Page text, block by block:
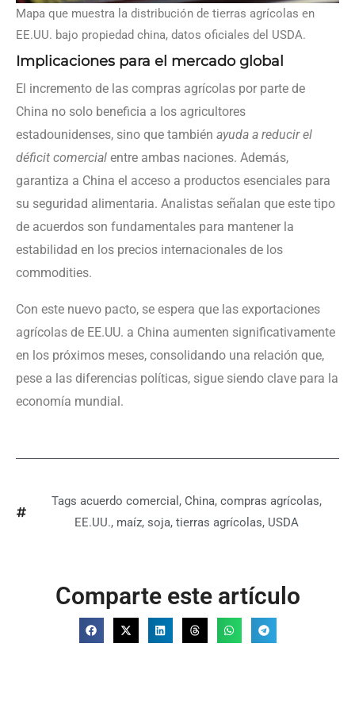
Mapa que muestra la distribución de tierras agrícolas en
EE.UU. bajo propiedad china, datos oficiales del USDA.
Implicaciones para el mercado global
El incremento de las compras agrícolas por parte de
China no solo beneficia a los agricultores
estadounidenses, sino que también ayuda a reducir el
déficit comercial entre ambas naciones. Además,
garantiza a China el acceso a productos esenciales para
su seguridad alimentaria. Analistas señalan que este tipo
de acuerdos son fundamentales para mantener la
estabilidad en los precios internacionales de los
commodities.
Con este nuevo pacto, se espera que las exportaciones
agrícolas de EE.UU. a China aumenten significativamente
en los próximos meses, consolidando una relación que,
pese a las diferencias políticas, sigue siendo clave para la
economía mundial.
Tags acuerdo comercial , China, compras agrícolas,
EE.UU., maíz, soja, tierras agrícolas, USDA
Comparte este artículo